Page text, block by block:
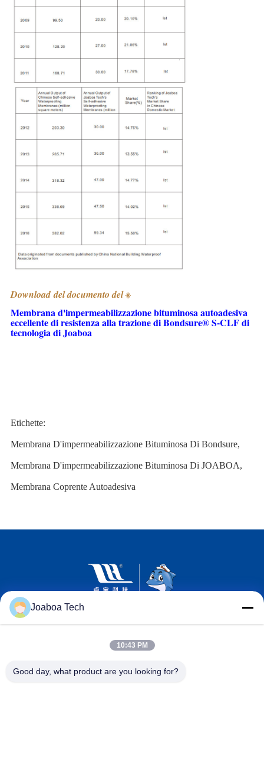
Download del documento del※
Membrana d'impermeabilizzazione bituminosa autoadesiva
eccellente di resistenza alla trazione di Bondsure® S-CLF di
tecnologia di Joaboa
Etichette:
Membrana D'impermeabilizzazione Bituminosa Di Bondsure,
Membrana D'impermeabilizzazione Bituminosa Di JOABOA,
Membrana Coprente Autoadesiva
Joaboa Tech
10:43 PM
Good day, what product are you looking for?